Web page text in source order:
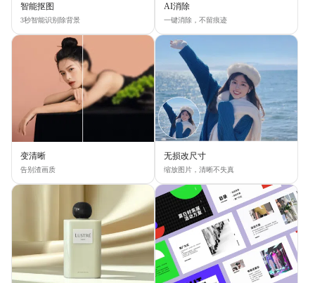
智能抠图
3秒智能识别除背景
AI消除
一键消除，不留痕迹
变清晰
告别渣画质
无损改尺寸
缩放图片，清晰不失真